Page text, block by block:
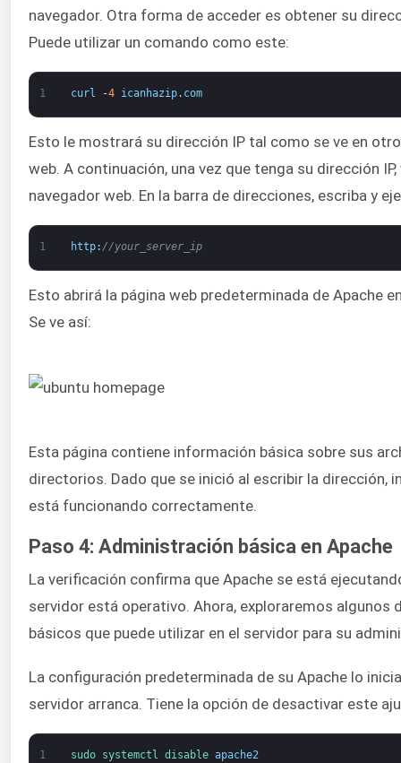
navegador. Otra forma de acceder es obtener su
Puede utilizar un comando como este:
1 curl -4 icanhazip. com
Esto le mostrará su dirección IP tal como se ve en
web. A continuación, una vez que tenga su dirección IP,
navegador web. En la barra de direcciones, escriba y
1 http: //your_server_ip
Esto abrirá la página web predeterminada de Apache
Se ve así:
Esta página contiene información básica sobre sus
directorios. Dado que se inició al escribir la dirección,
está funcionando correctamente.
Paso 4: Administración básica en Apache
La verificación confirma que Apache se está
servidor está operativo. Ahora, exploraremos algunos
básicos que puede utilizar en el servidor para su
La configuración predeterminada de su Apache lo
servidor arranca. Tiene la opción de desactivar este
1 sudo systemctl disable apache2